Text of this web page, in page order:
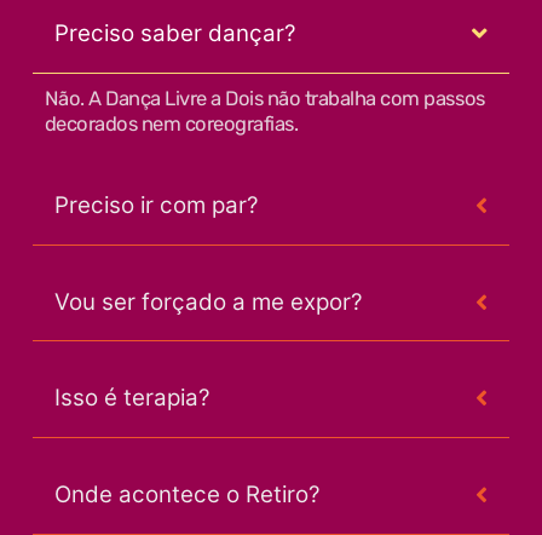
Preciso saber dançar?
Não. A Dança Livre a Dois não trabalha com passos
decorados nem coreografias.
Preciso ir com par?
Vou ser forçado a me expor?
Isso é terapia?
Onde acontece o Retiro?